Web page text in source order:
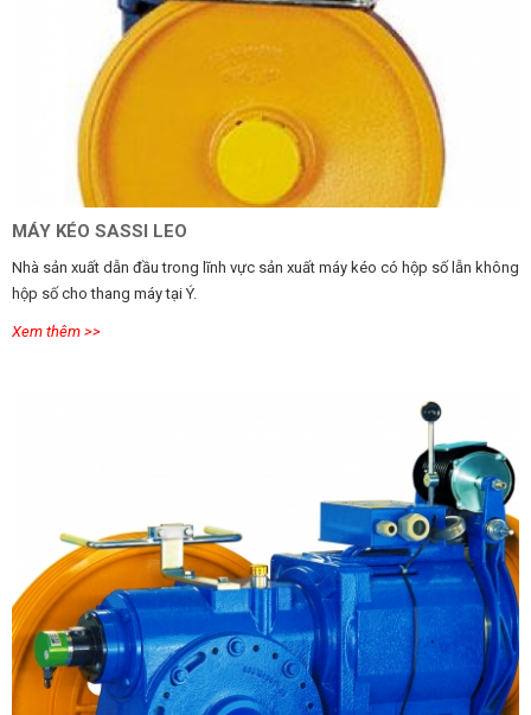
MÁY KÉO SASSI LEO
Nhà sản xuất dẫn đầu trong lĩnh vực sản xuất máy kéo có hộp số lẫn không
hộp số cho thang máy tại Ý.
Xem thêm >>